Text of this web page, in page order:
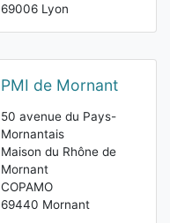
69006 Lyon
PMI de Mornant
50 avenue du Pays-
Mornantais
Maison du Rhône de
Mornant
COPAMO
69440 Mornant